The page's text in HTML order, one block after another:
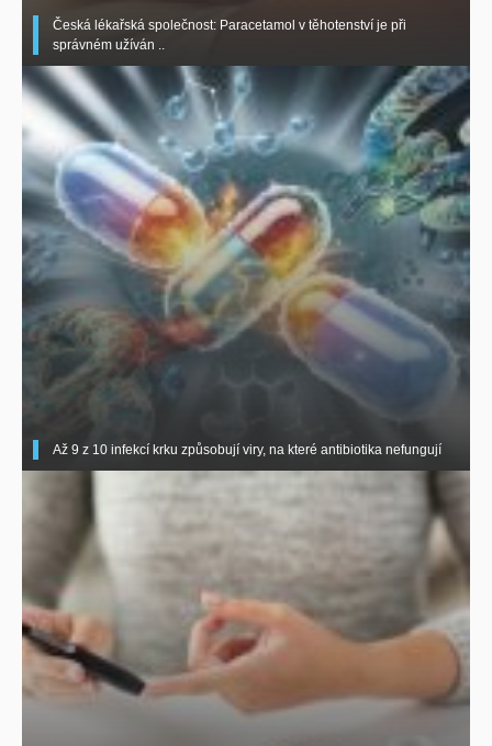
Česká lékařská společnost: Paracetamol v těhotenství je při
správném užíván ..
Až 9 z 10 infekcí krku způsobují viry, na které antibiotika nefungují